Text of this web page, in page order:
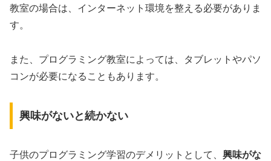
教室の場合は、インターネット環境を整える必要がありま
す。
また、プログラミング教室によっては、タブレットやパソ
コンが必要になることもあります。
興味がないと続かない
子供のプログラミング学習のデメリットとして、 興味がな